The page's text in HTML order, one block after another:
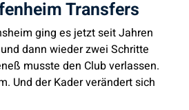
Transfers
ging es jetzt seit Jahren
dann wieder zwei Schritte
musste den Club verlassen.
Und der Kader verändert sich